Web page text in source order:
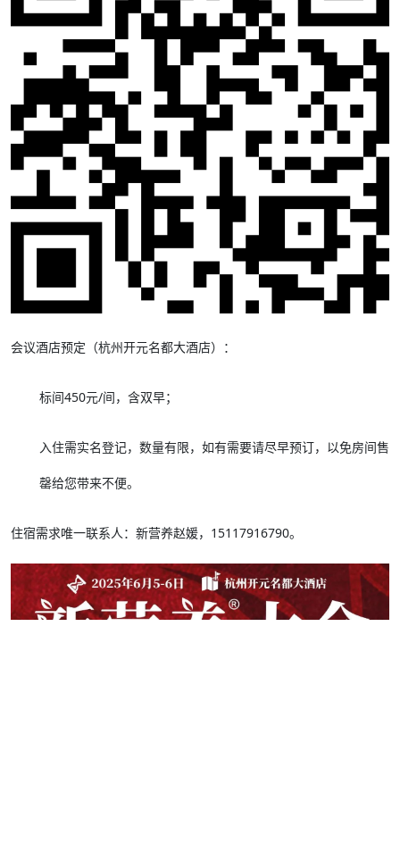
会议酒店预定（杭州开元名都大酒店）：
标间450元/间，含双早；
入住需实名登记，数量有限，如有需要请尽早预订，以免房间售
罄给您带来不便。
住宿需求唯一联系人：新营养赵媛，15117916790。